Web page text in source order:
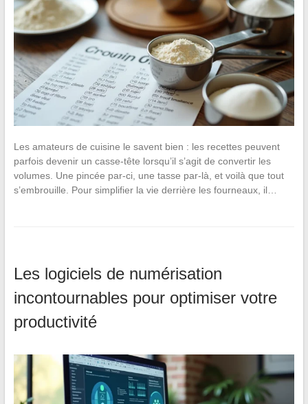
Les amateurs de cuisine le savent bien : les recettes peuvent
parfois devenir un casse-tête lorsqu’il s’agit de convertir les
volumes. Une pincée par-ci, une tasse par-là, et voilà que tout
s’embrouille. Pour simplifier la vie derrière les fourneaux, il…
Les logiciels de numérisation
incontournables pour optimiser votre
productivité